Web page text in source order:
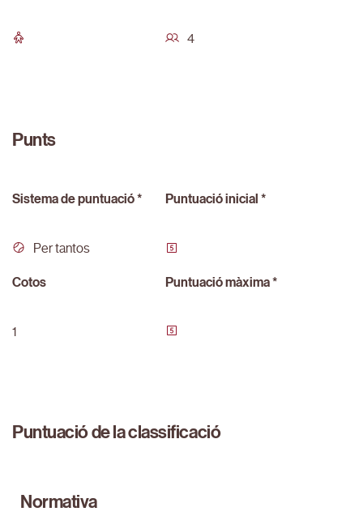
4
Punts
Sistema de puntuació *
Per tantos
Puntuació inicial *
Cotos
1
Puntuació màxima *
Puntuació de la classificació
Normativa